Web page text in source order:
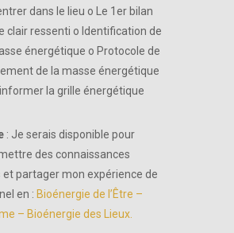
dans le lieu o Le 1er bilan
clair ressenti o Identification de
énergétique o Protocole de
de la masse énergétique
la grille énergétique
: Je serais disponible pour
des connaissances
partager mon expérience de
en : Bioénergie de l’Être –
– Bioénergie des Lieux